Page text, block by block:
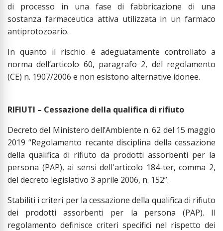
di processo in una fase di fabbricazione di una
sostanza farmaceutica attiva utilizzata in un farmaco
antiprotozoario.
In quanto il rischio è adeguatamente controllato a
norma dell’articolo 60, paragrafo 2, del regolamento
(CE) n. 1907/2006 e non esistono alternative idonee.
RIFIUTI – Cessazione della qualifica di rifiuto
Decreto del Ministero dell’Ambiente n. 62 del 15 maggio
2019 “Regolamento recante disciplina della cessazione
della qualifica di rifiuto da prodotti assorbenti per la
persona (PAP), ai sensi dell'articolo 184-ter, comma 2,
del decreto legislativo 3 aprile 2006, n. 152”.
Stabiliti i criteri per la cessazione della qualifica di rifiuto
dei prodotti assorbenti per la persona (PAP). Il
regolamento definisce criteri specifici nel rispetto dei